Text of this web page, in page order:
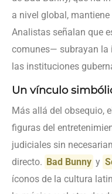
a nivel global,
Analistas señalan que
comunes— subrayan la
las instituciones
Un vínculo
Más allá del obsequio,
figuras del
judiciales sin
directo. Bad Bunny y
íconos de la cultura